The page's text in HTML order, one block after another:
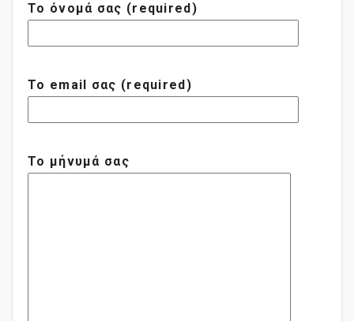
Το όνομά σας (required)
Το email σας (required)
Το μήνυμά σας